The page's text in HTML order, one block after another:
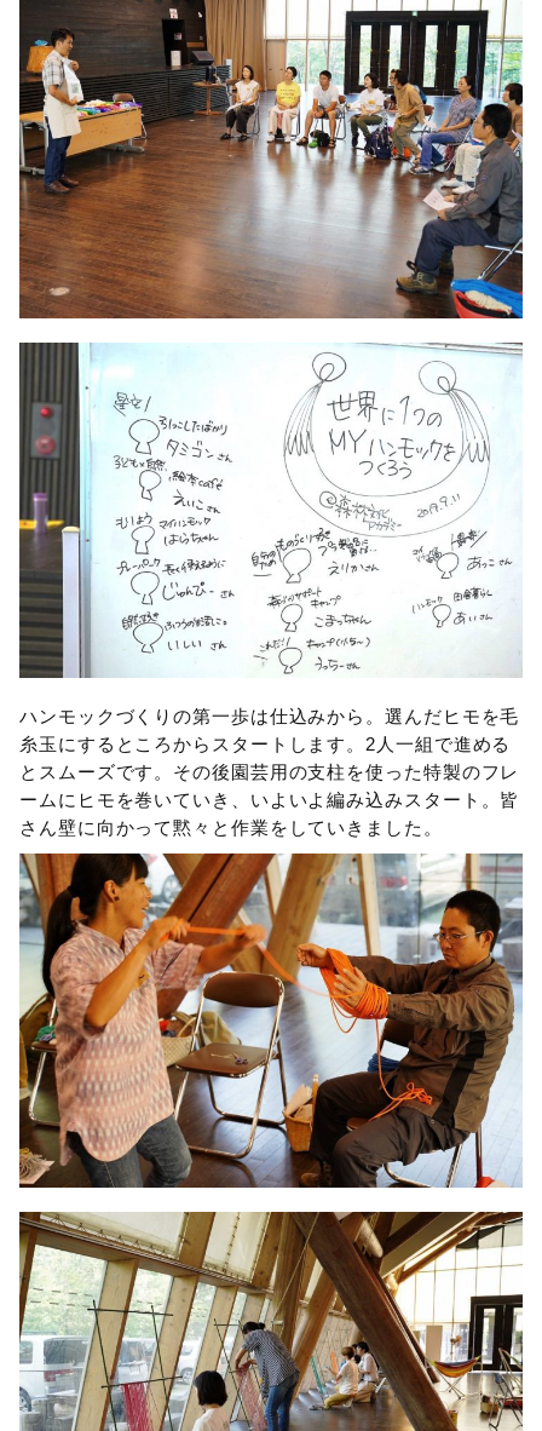
ハンモックづくりの第一歩は仕込みから。選んだヒモを毛
糸玉にするところからスタートします。2人一組で進める
とスムーズです。その後園芸用の支柱を使った特製のフレ
ームにヒモを巻いていき、いよいよ編み込みスタート。皆
さん壁に向かって黙々と作業をしていきました。